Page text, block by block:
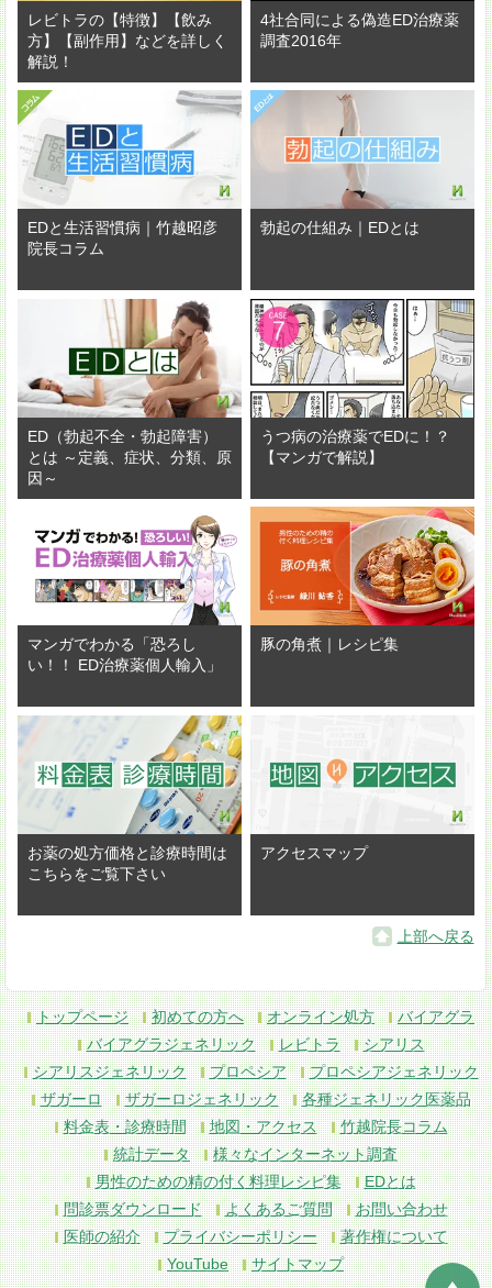
レビトラの【特徴】【飲み
方】【副作用】などを詳しく
解説！
4社合同による偽造ED治療薬
調査2016年
EDと生活習慣病｜竹越昭彦
院長コラム
勃起の仕組み｜EDとは
ED（勃起不全・勃起障害）
とは ～定義、症状、分類、原
因～
うつ病の治療薬でEDに！？
【マンガで解説】
マンガでわかる「恐ろし
い！！ ED治療薬個人輸入」
豚の角煮｜レシピ集
お薬の処方価格と診療時間は
こちらをご覧下さい
アクセスマップ
上部へ戻る
トップページ 初めての方へ オンライン処方
バイアグラ
バイアグラジェネリック
レビトラ
シアリス
シアリスジェネリック
プロペシア
プロペシアジェネリック
ザガーロ
ザガーロジェネリック
各種ジェネリック医薬品
料金表・診療時間
地図・アクセス
竹越院長コラム
統計データ
様々なインターネット調査
男性のための精の付く料理レシピ集
EDとは
問診票ダウンロード
よくあるご質問
お問い合わせ
医師の紹介
プライバシーポリシー
著作権について
YouTube
サイトマップ